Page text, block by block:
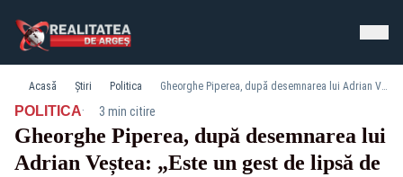
Acasă Știri Politica Gheorghe Piperea, după desemnarea lui Adrian Veștea: „Este un gest de lipsă de politețe politică incredibilă! Veștea o să aibă mai puțină susținere parlamentară decât a avut Tomac!”
POLITICA· 3 min citire
Gheorghe Piperea, după desemnarea lui
Adrian Veștea: „Este un gest de lipsă de